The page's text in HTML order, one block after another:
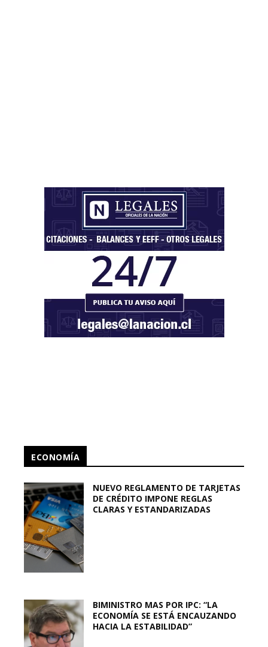
ECONOMÍA
NUEVO REGLAMENTO DE TARJETAS
DE CRÉDITO IMPONE REGLAS
CLARAS Y ESTANDARIZADAS
BIMINISTRO MAS POR IPC: “LA
ECONOMÍA SE ESTÁ ENCAUZANDO
HACIA LA ESTABILIDAD”